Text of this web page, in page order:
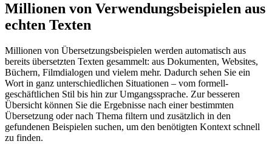
Millionen von Verwendungsbeispielen aus
echten Texten
Millionen von Übersetzungsbeispielen werden automatisch aus
bereits übersetzten Texten gesammelt: aus Dokumenten, Websites,
Büchern, Filmdialogen und vielem mehr. Dadurch sehen Sie ein
Wort in ganz unterschiedlichen Situationen – vom formell-
geschäftlichen Stil bis hin zur Umgangssprache. Zur besseren
Übersicht können Sie die Ergebnisse nach einer bestimmten
Übersetzung oder nach Thema filtern und zusätzlich in den
gefundenen Beispielen suchen, um den benötigten Kontext schnell
zu finden.